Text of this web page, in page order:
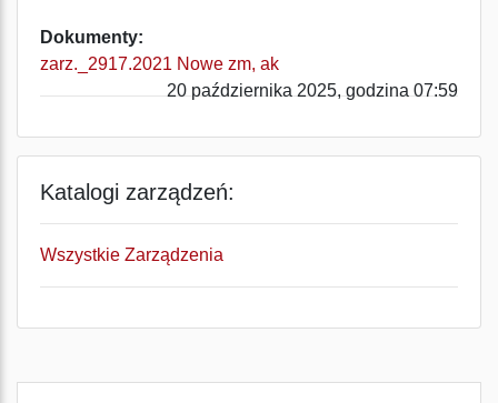
Dokumenty:
zarz._2917.2021 Nowe zm, ak
20 października 2025, godzina 07:59
Katalogi zarządzeń:
Wszystkie Zarządzenia